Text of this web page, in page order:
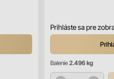
Prihláste sa pre
Balenie 2.496 kg